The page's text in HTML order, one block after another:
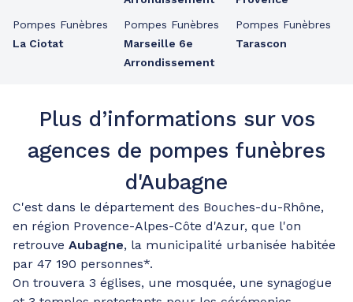
Pompes Funèbres
La Ciotat
Pompes Funèbres
Marseille 6e
Arrondissement
Pompes Funèbres
Tarascon
Plus d’informations sur vos
agences de pompes funèbres
d'Aubagne
C'est dans le département des Bouches-du-Rhône,
en région Provence-Alpes-Côte d'Azur, que l'on
retrouve Aubagne, la municipalité urbanisée habitée
par 47 190 personnes*.
On trouvera 3 églises, une mosquée, une synagogue